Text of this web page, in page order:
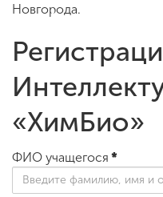
Сведения об
организации
Приемная
Новгорода.
«ХимБио»
ФИО учащегося *